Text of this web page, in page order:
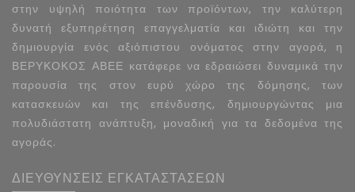
στην υψηλή ποιότητα των προϊόντων, την καλύτερη
δυνατή εξυπηρέτηση επαγγελματία και ιδιώτη και την
δημιουργία ενός αξιόπιστου ονόματος στην αγορά, η
ΒΕΡΥΚΟΚΟΣ ΑΒΕΕ κατάφερε να εδραιώσει δυναμικά την
παρουσία της στον ευρύ χώρο της δόμησης, των
κατασκευών και της επένδυσης, δημιουργώντας μια
πολυδιάστατη ανάπτυξη, μοναδική για τα δεδομένα της
αγοράς.
ΔΙΕΥΘΥΝΣΕΙΣ ΕΓΚΑΤΑΣΤΑΣΕΩΝ